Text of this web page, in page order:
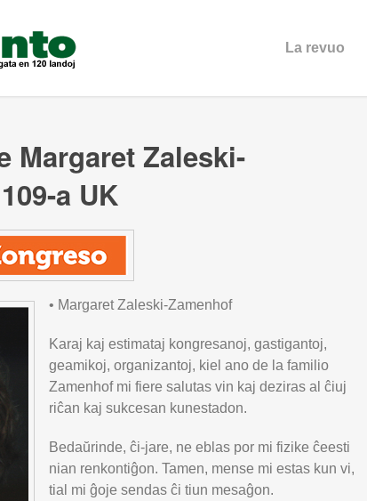
La revuo
Margaret Zaleski-
a UK
• Margaret Zaleski-Zamenhof
Karaj kaj estimataj kongresanoj, gastigantoj,
geamikoj, organizantoj, kiel ano de la familio
Zamenhof mi fiere salutas vin kaj deziras al ĉiuj
riĉan kaj sukcesan kunestadon.
Bedaŭrinde, ĉi-jare, ne eblas por mi fizike ĉeesti
nian renkontiĝon. Tamen, mense mi estas kun vi,
tial mi ĝoje sendas ĉi tiun mesaĝon.